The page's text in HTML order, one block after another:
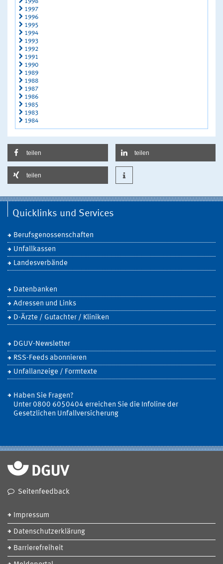
1997
1996
1995
1994
1993
1992
1991
1990
1989
1988
1987
1986
1985
1983
1984
teilen teilen
teilen
Quicklinks und Services
Berufsgenossenschaften
Unfallkassen
Landesverbände
Datenbanken
Adressen und Links
D-Ärzte / Gutachter / Kliniken
DGUV-Newsletter
RSS-Feeds abonnieren
Unfallanzeige / Formtexte
Haben Sie Fragen?
Unter 0800 6050404 erreichen Sie die Infoline der
Gesetzlichen Unfallversicherung
Seitenfeedback
Impressum
Datenschutzerklärung
Barrierefreiheit